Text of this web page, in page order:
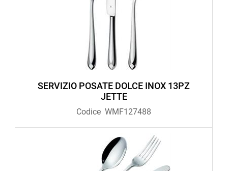
SERVIZIO POSATE DOLCE INOX 13PZ
JETTE
Codice WMF127488